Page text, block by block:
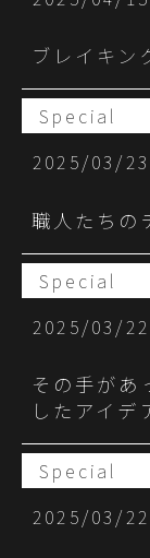
ブレイキン
Special
2025/03/23
職人たちの
Special
2025/03/22
その手があ
したアイデ
Special
2025/03/22